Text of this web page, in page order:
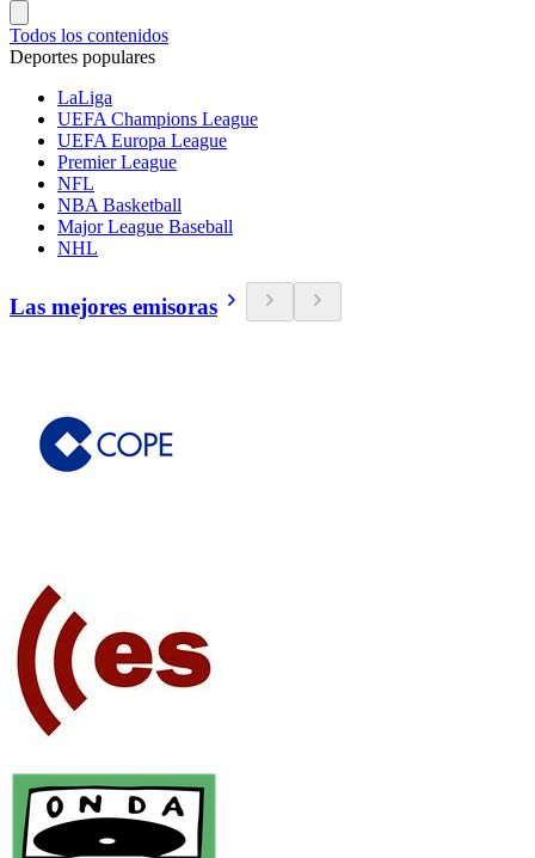
Todos los contenidos
Deportes populares
LaLiga
UEFA Champions League
UEFA Europa League
Premier League
NFL
NBA Basketball
Major League Baseball
NHL
Las mejores emisoras